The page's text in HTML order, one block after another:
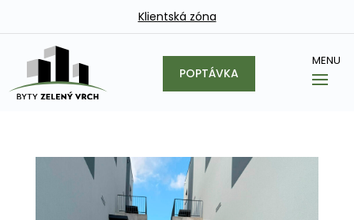
Klientská zóna
POPTÁVKA